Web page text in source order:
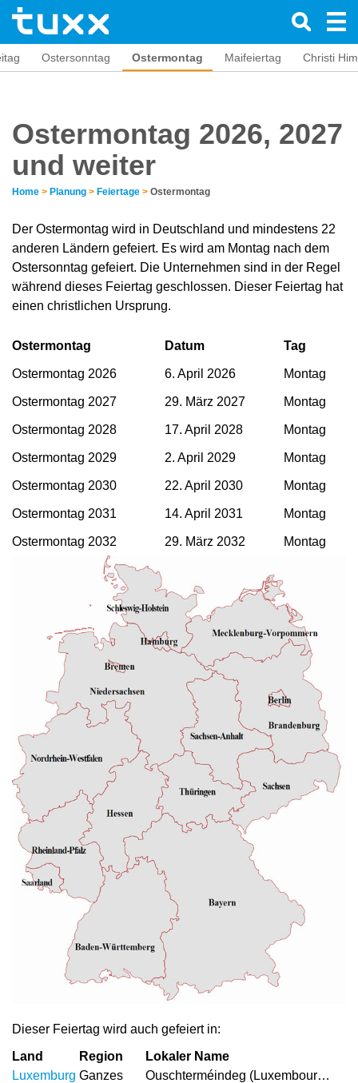
Ostersonntag Ostermontag Maifeiertag Christi
Ostermontag 2026, 2027
und weiter
Home > Planung > Feiertage > Ostermontag
Der Ostermontag wird in Deutschland und mindestens 22
anderen Ländern gefeiert. Es wird am Montag nach dem
Ostersonntag gefeiert. Die Unternehmen sind in der Regel
während dieses Feiertag geschlossen. Dieser Feiertag hat
einen christlichen Ursprung.
Ostermontag Datum Tag
Ostermontag 2026 6. April 2026 Montag
Ostermontag 2027 29. März 2027 Montag
Ostermontag 2028 17. April 2028 Montag
Ostermontag 2029 2. April 2029 Montag
Ostermontag 2030 22. April 2030 Montag
Ostermontag 2031 14. April 2031 Montag
Ostermontag 2032 29. März 2032 Montag
Dieser Feiertag wird auch gefeiert in:
Land
Region
Lokaler Name
Luxemburg Ganzes
Ouschterméindeg (Luxembourgish)